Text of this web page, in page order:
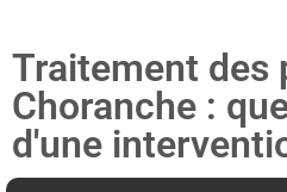
Traitement des
Choranche :
d'une